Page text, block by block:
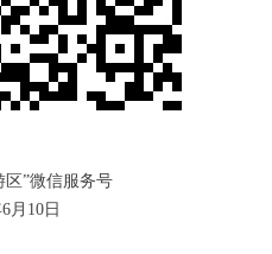
区”微信服务号
月10日